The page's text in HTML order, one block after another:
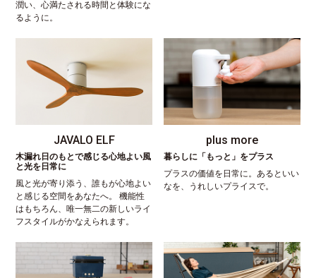
潤い、心満たされる時間と体験にな
るように。
JAVALO ELF
木漏れ日のもとで感じる心地よい風
と光を日常に
風と光が寄り添う、誰もが心地よい
と感じる空間をあなたへ。 機能性
はもちろん、唯一無二の新しいライ
フスタイルがかなえられます。
plus more
暮らしに「もっと」をプラス
プラスの価値を日常に。あるといい
なを、うれしいプライスで。